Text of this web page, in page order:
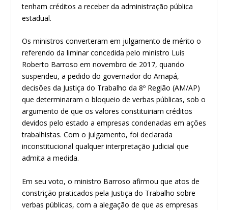
tenham créditos a receber da administração pública
estadual.
Os ministros converteram em julgamento de mérito o
referendo da liminar concedida pelo ministro Luís
Roberto Barroso em novembro de 2017, quando
suspendeu, a pedido do governador do Amapá,
decisões da Justiça do Trabalho da 8º Região (AM/AP)
que determinaram o bloqueio de verbas públicas, sob o
argumento de que os valores constituiriam créditos
devidos pelo estado a empresas condenadas em ações
trabalhistas. Com o julgamento, foi declarada
inconstitucional qualquer interpretação judicial que
admita a medida.
Em seu voto, o ministro Barroso afirmou que atos de
constrição praticados pela Justiça do Trabalho sobre
verbas públicas, com a alegação de que as empresas